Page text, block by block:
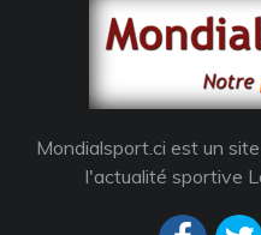
Mondialsport.ci est un
l'actualité sportive